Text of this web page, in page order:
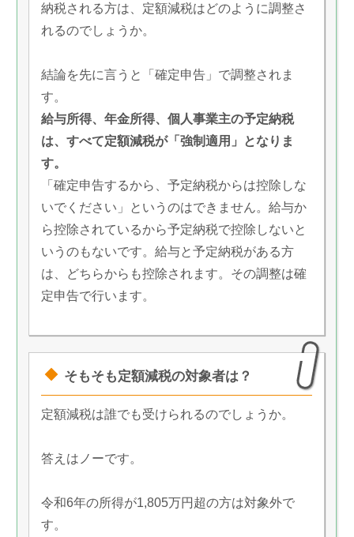
納税される方は、定額減税はどのように調整さ
れるのでしょうか。
結論を先に言うと「確定申告」で調整されま
す。
給与所得、年金所得、個人事業主の予定納税
は、すべて定額減税が「強制適用」となりま
す。
「確定申告するから、予定納税からは控除しな
いでください」というのはできません。給与か
ら控除されているから予定納税で控除しないと
いうのもないです。給与と予定納税がある方
は、どちらからも控除されます。その調整は確
定申告で行います。
そもそも定額減税の対象者は？
定額減税は誰でも受けられるのでしょうか。
答えはノーです。
令和6年の所得が1,805万円超の方は対象外で
す。